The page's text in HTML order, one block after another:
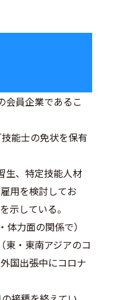
会員企業であるこ
能士の免状を保有
生、特定技能人材
用を検討してお
示している。
力面の関係で）
東・東南アジアのコ
国出張中にコロナ